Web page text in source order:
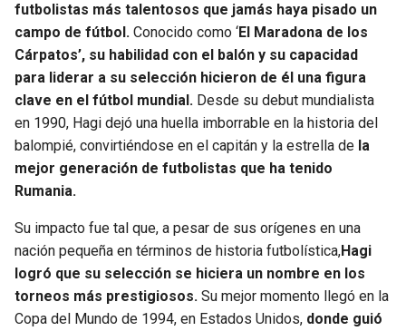
RAMS
49ERS
SEAHAWKS
BEARS
PACKERS
VIKINGS
ROCKETS
GRIZZLIES
PELICANS
SPURS
TIMBERWOLVES
THUNDER
futbolistas más talentosos que jamás haya pisado un
campo de fútbol. Conocido como ‘El Maradona de los
Cárpatos’, su habilidad con el balón y su capacidad
para liderar a su selección hicieron de él una figura
clave en el fútbol mundial. Desde su debut mundialista
en 1990, Hagi dejó una huella imborrable en la historia del
balompié, convirtiéndose en el capitán y la estrella de la
mejor generación de futbolistas que ha tenido
Rumania.
Su impacto fue tal que, a pesar de sus orígenes en una
nación pequeña en términos de historia futbolística,Hagi
logró que su selección se hiciera un nombre en los
torneos más prestigiosos. Su mejor momento llegó en la
Copa del Mundo de 1994, en Estados Unidos, donde guió